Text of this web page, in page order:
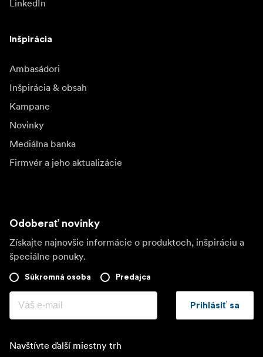
LinkedIn
Inšpirácia
Ambasádori
Inšpirácia & obsah
Kampane
Novinky
Mediálna banka
Firmvér a jeho aktualizácie
Odoberať novinky
Získajte najnovšie informácie o produktoch, inšpiráciu a
špeciálne ponuky.
Súkromná osoba Predajca
Prihlásiť sa
Navštívte ďalší miestny trh